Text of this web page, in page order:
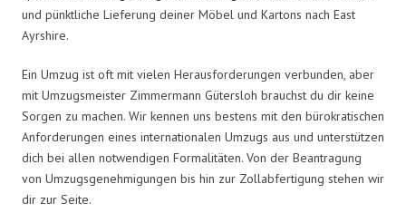
und pünktliche Lieferung deiner Möbel und Kartons nach East
Ayrshire.
Ein Umzug ist oft mit vielen Herausforderungen verbunden, aber
mit Umzugsmeister Zimmermann Gütersloh brauchst du dir keine
Sorgen zu machen. Wir kennen uns bestens mit den bürokratischen
Anforderungen eines internationalen Umzugs aus und unterstützen
dich bei allen notwendigen Formalitäten. Von der Beantragung
von Umzugsgenehmigungen bis hin zur Zollabfertigung stehen wir
dir zur Seite.